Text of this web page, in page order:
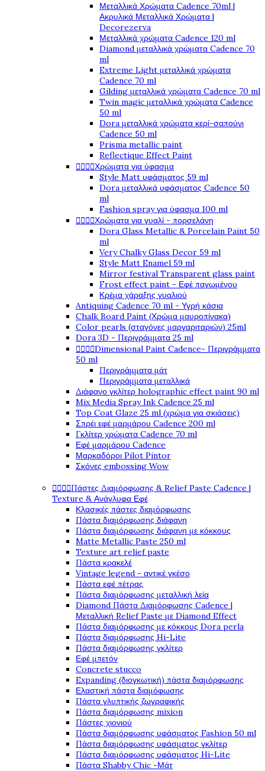
Μεταλλικά Χρώματα Cadence 70ml |
Ακρυλικά Μεταλλικά Χρώματα |
Decorezerva
Μεταλλικά χρώματα Cadence 120 ml
Diamond μεταλλικά χρώματα Cadence 70
ml
Extreme Light μεταλλικά χρώματα
Cadence 70 ml
Gilding μεταλλικά χρώματα Cadence 70 ml
Twin magic μεταλλικά χρώματα Cadence
50 ml
Dora μεταλλικά χρώματα κερί-σαπούνι
Cadence 50 ml
Prisma metallic paint
Reflectique Effect Paint
Χρώματα για ύφασμα
Style Matt υφάσματος 59 ml
Dora μεταλλικά υφάσματος Cadence 50
ml
Fashion spray για ύφασμα 100 ml
Χρώματα για γυαλί - πορσελάνη
Dora Glass Metallic & Porcelain Paint 50
ml
Very Chalky Glass Decor 59 ml
Style Matt Enamel 59 ml
Mirror festival Transparent glass paint
Frost effect paint - Εφέ παγωμένου
Κρέμα χάραξης γυαλιού
Antiquing Cadence 70 ml - Υγρή κάσια
Chalk Board Paint (Χρώμα μαυροπίνακα)
Color pearls (σταγόνες μαργαριταριών) 25ml
Dora 3D - Περιγράμματα 25 ml
Dimensional Paint Cadence- Περιγράμματα
50 ml
Περιγράμματα μάτ
Περιγράμματα μεταλλικά
Διάφανο γκλίτερ holographic effect paint 90 ml
Mix Media Spray Ink Cadence 25 ml
Top Coat Glaze 25 ml (χρώμα για σκιάσεις)
Σπρέι εφέ μαρμάρου Cadence 200 ml
Γκλίτερ χρώματα Cadence 70 ml
Εφέ μαρμάρου Cadence
Μαρκαδόροι Pilot Pintor
Σκόνες embossing Wow
Πάστες Διαμόρφωσης & Relief Paste Cadence |
Texture & Ανάγλυφα Εφέ
Κλασικές πάστες διαμόρφωσης
Πάστα διαμόρφωσης διάφανη
Πάστα διαμόρφωσης διάφανη με κόκκους
Matte Metallic Paste 250 ml
Texture art relief paste
Πάστα κρακελέ
Vintage legend - αντικέ γκέσο
Πάστα εφέ πέτρας
Πάστα διαμόρφωσης μεταλλική λεία
Diamond Πάστα Διαμόρφωσης Cadence |
Μεταλλική Relief Paste με Diamond Effect
Πάστα διαμόρφωσης με κόκκους Dora perla
Πάστα διαμόρφωσης Hi-Lite
Πάστα διαμόρφωσης γκλίτερ
Εφέ μπετόν
Concrete stucco
Expanding (διογκωτική) πάστα διαμόρφωσης
Ελαστική πάστα διαμόφωσης
Πάστα γλυπτικής ζωγραφικής
Πάστα διαμόρφωσης mixion
Πάστες χιονιού
Πάστα διαμόρφωσης υφάσματος Fashion 50 ml
Πάστα διαμόρφωσης υφάσματος γκλίτερ
Πάστα διαμόρφωσης υφάσματος Hi-Lite
Πάστα Shabby Chic -Μάτ